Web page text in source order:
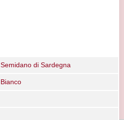
Semidano di Sardegna
Bianco